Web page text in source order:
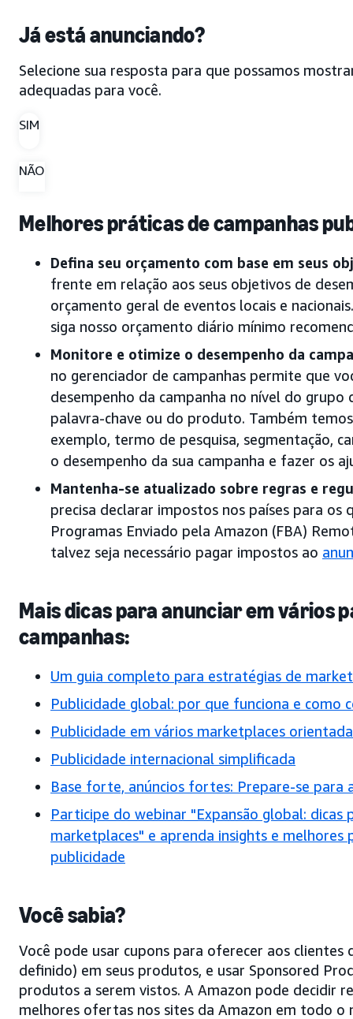
Já está anunciando?
Selecione sua resposta para que possamos
adequadas para você.
SIM
NÃO
Melhores práticas de campanhas
Defina seu orçamento com base em seus
frente em relação aos seus objetivos de
orçamento geral de eventos locais e
siga nosso orçamento diário mínimo
Monitore e otimize o desempenho da
no gerenciador de campanhas permite que
desempenho da campanha no nível do grupo
palavra-chave ou do produto. Também
exemplo, termo de pesquisa, segmentação,
o desempenho da sua campanha e fazer os
Mantenha-se atualizado sobre regras e
precisa declarar impostos nos países para os
Programas Enviado pela Amazon (FBA)
talvez seja necessário pagar impostos ao
Mais dicas para anunciar em vários
campanhas:
Um guia completo para estratégias de
Publicidade global: por que funciona e como
Publicidade em vários marketplaces
Publicidade internacional simplificada
Base forte, anúncios fortes: Prepare-se para
Participe do webinar "Expansão global: dicas
marketplaces" e aprenda insights e melhores
publicidade
Você sabia?
Você pode usar cupons para oferecer aos
definido) em seus produtos, e usar Sponsored
produtos a serem vistos. A Amazon pode decidir
melhores ofertas nos sites da Amazon em todo o